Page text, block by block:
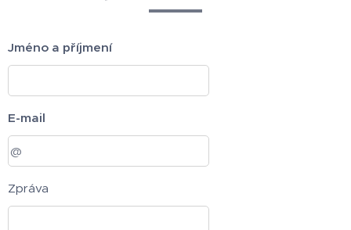
Jméno a příjmení
E-mail
Zpráva